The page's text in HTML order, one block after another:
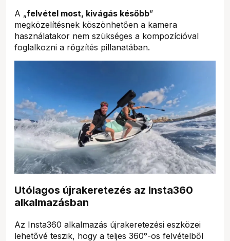
A „felvétel most, kivágás később”
megközelítésnek köszönhetően a kamera
használatakor nem szükséges a kompozícióval
foglalkozni a rögzítés pillanatában.
Utólagos újrakeretezés az Insta360
alkalmazásban
Az Insta360 alkalmazás újrakeretezési eszközei
lehetővé teszik, hogy a teljes 360°-os felvételből